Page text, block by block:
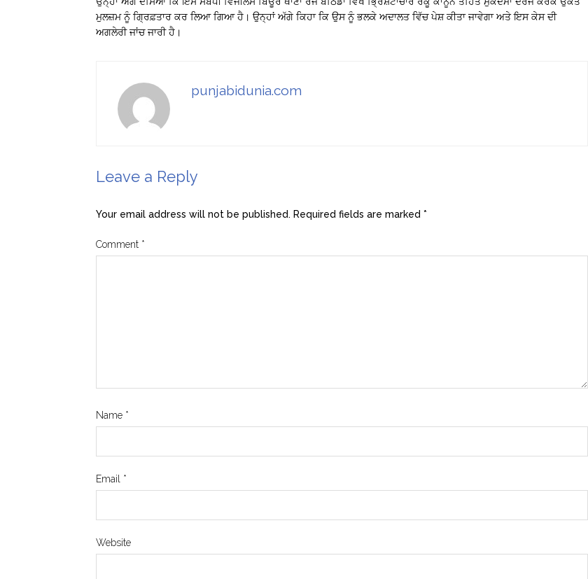
ਮੁਲਜ਼ਮ ਨੂੰ ਗ੍ਰਿਫ਼ਤਾਰ ਕਰ ਲਿਆ ਗਿਆ ਹੈ। ਉਨ੍ਹਾਂ ਅੱਗੇ ਕਿਹਾ ਕਿ ਉਸ ਨੂੰ ਭਲਕੇ ਅਦਾਲਤ ਵਿੱਚ ਪੇਸ਼ ਕੀਤਾ ਜਾਵੇਗਾ ਅਤੇ ਇਸ ਕੇਸ ਦੀ
ਅਗਲੇਰੀ ਜਾਂਚ ਜਾਰੀ ਹੈ।
punjabidunia.com
Leave a Reply
Your email address will not be published. Required fields are marked *
Comment *
Name *
Email *
Website